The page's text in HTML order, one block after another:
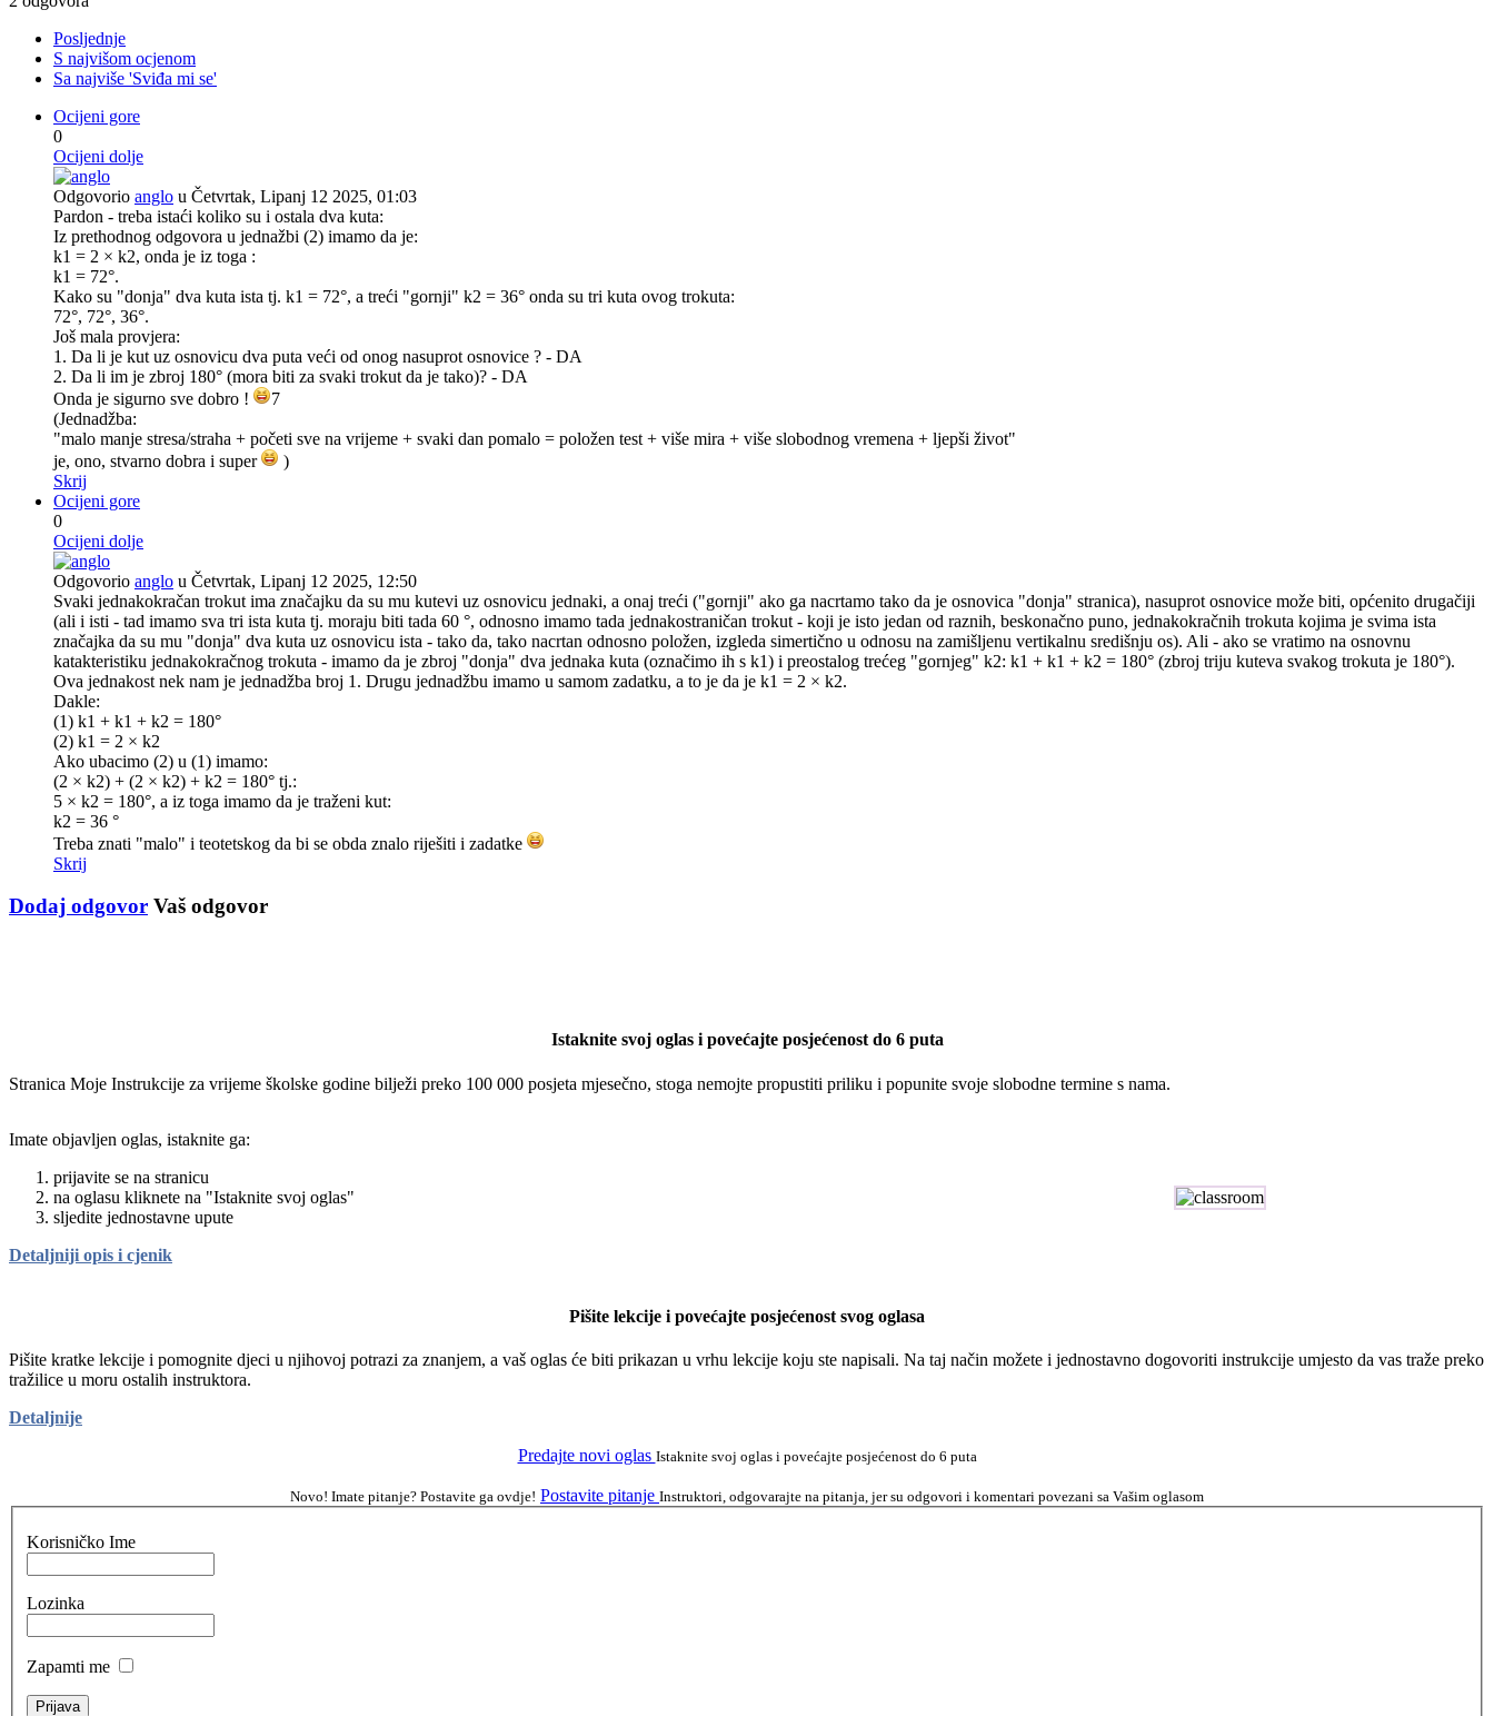
Posljednje
S najvišom ocjenom
Sa najviše 'Sviđa mi se'
Ocijeni gore
0
Ocijeni dolje
Odgovorio anglo u Četvrtak, Lipanj 12 2025, 01:03
Pardon - treba istaći koliko su i ostala dva kuta:
Iz prethodnog odgovora u jednažbi (2) imamo da je:
k1 = 2 × k2, onda je iz toga :
k1 = 72°.
Kako su "donja" dva kuta ista tj. k1 = 72°, a treći "gornji" k2 = 36° onda su tri kuta ovog trokuta:
72°, 72°, 36°.
Još mala provjera:
1. Da li je kut uz osnovicu dva puta veći od onog nasuprot osnovice ? - DA
2. Da li im je zbroj 180° (mora biti za svaki trokut da je tako)? - DA
Onda je sigurno sve dobro !
7
(Jednadžba:
"malo manje stresa/straha + početi sve na vrijeme + svaki dan pomalo = položen test + više mira + više slobodnog vremena + ljepši život"
je, ono, stvarno dobra i super
)
Skrij
Ocijeni gore
0
Ocijeni dolje
Odgovorio anglo u Četvrtak, Lipanj 12 2025, 12:50
Svaki jednakokračan trokut ima značajku da su mu kutevi uz osnovicu jednaki, a onaj treći ("gornji" ako ga nacrtamo tako da je osnovica "donja" stranica), nasuprot osnovice može biti, općenito drugačiji
(ali i isti - tad imamo sva tri ista kuta tj. moraju biti tada 60 °, odnosno imamo tada jednakostraničan trokut - koji je isto jedan od raznih, beskonačno puno, jednakokračnih trokuta kojima je svima ista
značajka da su mu "donja" dva kuta uz osnovicu ista - tako da, tako nacrtan odnosno položen, izgleda simertično u odnosu na zamišljenu vertikalnu središnju os). Ali - ako se vratimo na osnovnu
katakteristiku jednakokračnog trokuta - imamo da je zbroj "donja" dva jednaka kuta (označimo ih s k1) i preostalog trećeg "gornjeg" k2: k1 + k1 + k2 = 180° (zbroj triju kuteva svakog trokuta je 180°).
Ova jednakost nek nam je jednadžba broj 1. Drugu jednadžbu imamo u samom zadatku, a to je da je k1 = 2 × k2.
Dakle:
(1) k1 + k1 + k2 = 180°
(2) k1 = 2 × k2
Ako ubacimo (2) u (1) imamo:
(2 × k2) + (2 × k2) + k2 = 180° tj.:
5 × k2 = 180°, a iz toga imamo da je traženi kut:
k2 = 36 °
Treba znati "malo" i teotetskog da bi se obda znalo riješiti i zadatke
Skrij
Dodaj odgovor Vaš odgovor
Istaknite svoj oglas i povećajte posjećenost do 6 puta
Stranica Moje Instrukcije za vrijeme školske godine bilježi preko 100 000 posjeta mjesečno, stoga nemojte propustiti priliku i popunite svoje slobodne termine s nama.
Imate objavljen oglas, istaknite ga:
prijavite se na stranicu
na oglasu kliknete na "Istaknite svoj oglas"
sljedite jednostavne upute
Detaljniji opis i cjenik
Pišite lekcije i povećajte posjećenost svog oglasa
Pišite kratke lekcije i pomognite djeci u njihovoj potrazi za znanjem, a vaš oglas će biti prikazan u vrhu lekcije koju ste napisali. Na taj način možete i jednostavno dogovoriti instrukcije umjesto da vas traže preko
tražilice u moru ostalih instruktora.
Detaljnije
Predajte novi oglas Istaknite svoj oglas i povećajte posjećenost do 6 puta
Novo! Imate pitanje? Postavite ga ovdje! Postavite pitanje Instruktori, odgovarajte na pitanja, jer su odgovori i komentari povezani sa Vašim oglasom
Korisničko Ime
Lozinka
Zapamti me